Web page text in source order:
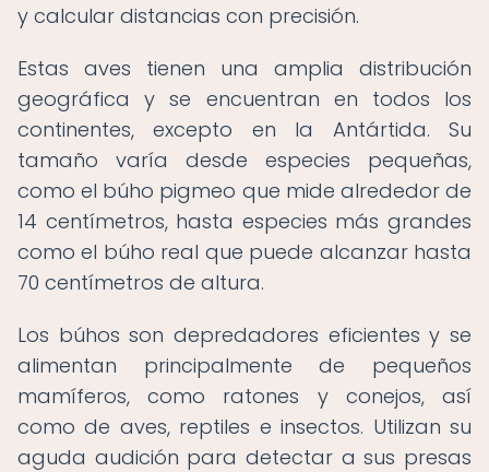
y calcular distancias con precisión.
Estas aves tienen una amplia distribución
geográfica y se encuentran en todos los
continentes, excepto en la Antártida. Su
tamaño varía desde especies pequeñas,
como el búho pigmeo que mide alrededor de
14 centímetros, hasta especies más grandes
como el búho real que puede alcanzar hasta
70 centímetros de altura.
Los búhos son depredadores eficientes y se
alimentan principalmente de pequeños
mamíferos, como ratones y conejos, así
como de aves, reptiles e insectos. Utilizan su
aguda audición para detectar a sus presas